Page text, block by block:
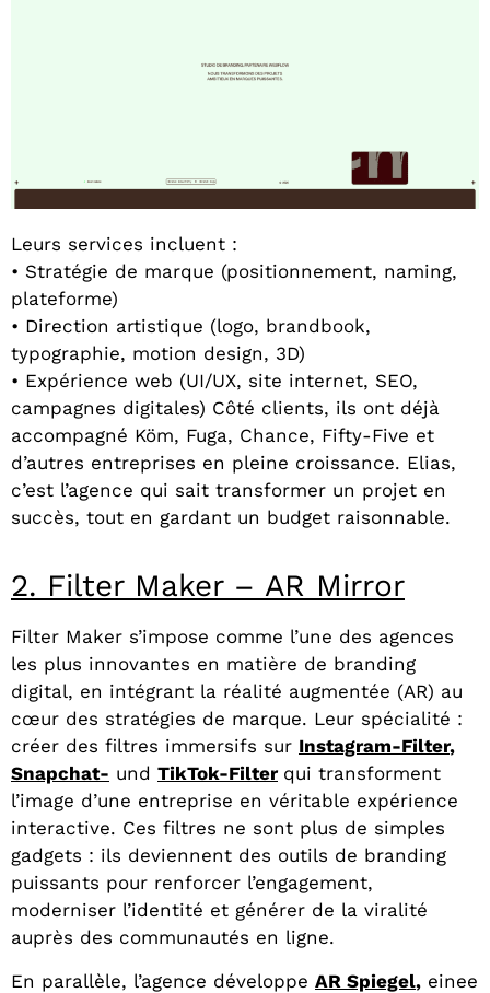
Leurs services incluent :
• Stratégie de marque (positionnement, naming,
plateforme)
• Direction artistique (logo, brandbook,
typographie, motion design, 3D)
• Expérience web (UI/UX, site internet, SEO,
campagnes digitales) Côté clients, ils ont déjà
accompagné Köm, Fuga, Chance, Fifty-Five et
d’autres entreprises en pleine croissance. Elias,
c’est l’agence qui sait transformer un projet en
succès, tout en gardant un budget raisonnable.
2. Filter Maker – AR Mirror
Filter Maker s’impose comme l’une des agences
les plus innovantes en matière de branding
digital, en intégrant la réalité augmentée (AR) au
cœur des stratégies de marque. Leur spécialité :
créer des filtres immersifs sur Instagram-Filter,
Snapchat- und TikTok-Filter qui transforment
l’image d’une entreprise en véritable expérience
interactive. Ces filtres ne sont plus de simples
gadgets : ils deviennent des outils de branding
puissants pour renforcer l’engagement,
moderniser l’identité et générer de la viralité
auprès des communautés en ligne.
En parallèle, l’agence développe AR Spiegel, einee